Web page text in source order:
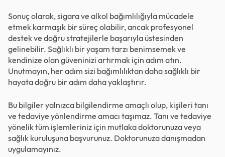
Sonuç olarak, sigara ve alkol bağımlılığıyla mücadele
etmek karmaşık bir süreç olabilir, ancak profesyonel
destek ve doğru stratejilerle başarıyla üstesinden
gelinebilir. Sağlıklı bir yaşam tarzı benimsemek ve
kendinize olan güveninizi artırmak için adım atın.
Unutmayın, her adım sizi bağımlılıktan daha sağlıklı bir
hayata doğru bir adım daha yaklaştırır.
Bu bilgiler yalnızca bilgilendirme amaçlı olup, kişileri tanı
ve tedaviye yönlendirme amacı taşımaz. Tanı ve tedaviye
yönelik tüm işlemleriniz için mutlaka doktorunuza veya
sağlık kuruluşuna başvurunuz. Doktorunuza danışmadan
uygulamayınız.